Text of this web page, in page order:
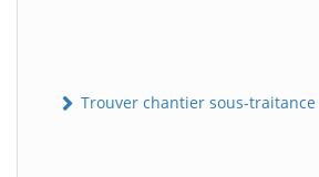
Trouver chantier sous-traitance